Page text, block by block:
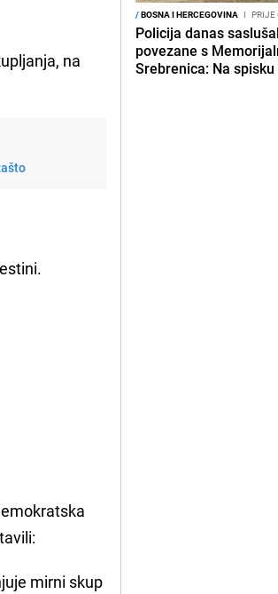
na
mirni skup
/BOSNA I HERCEGOVINA I PRIJE
Policija danas
povezane s
Srebrenica: Na